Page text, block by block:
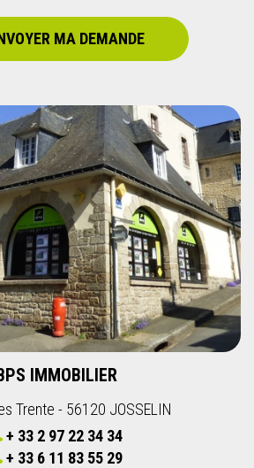
MA DEMANDE
IMMOBILIER
Trente - 56120 JOSSELIN
+ 33 2 97 22 34 34
+ 33 6 11 83 55 29